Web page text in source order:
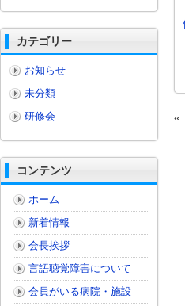
«
カテゴリー
お知らせ
未分類
研修会
コンテンツ
ホーム
新着情報
会長挨拶
言語聴覚障害について
会員がいる病院・施設